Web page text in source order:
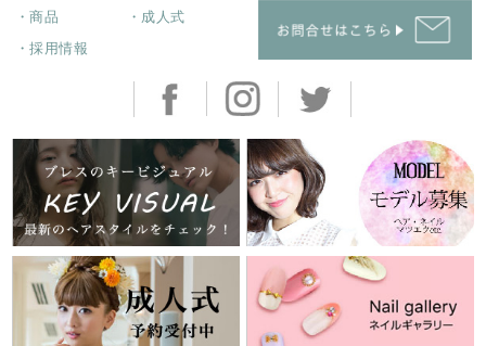
・商品 ・成人式
・採用情報